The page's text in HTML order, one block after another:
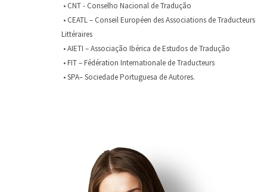
• CNT - Conselho Nacional de Tradução
• CEATL – Conseil Européen des Associations de Traducteurs
Littéraires
• AIETI – Associação Ibérica de Estudos de Tradução
• FIT – Fédération Internationale de Traducteurs
• SPA– Sociedade Portuguesa de Autores.